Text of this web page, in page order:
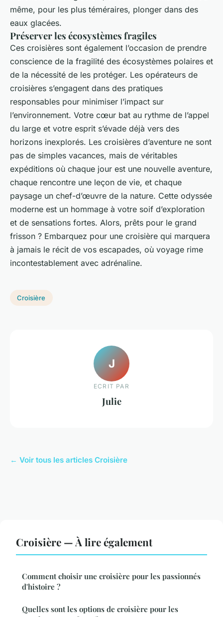
même, pour les plus téméraires, plonger dans des
eaux glacées.
Préserver les écosystèmes fragiles
Ces croisières sont également l’occasion de prendre
conscience de la fragilité des écosystèmes polaires et
de la nécessité de les protéger. Les opérateurs de
croisières s’engagent dans des pratiques
responsables pour minimiser l’impact sur
l’environnement. Votre cœur bat au rythme de l’appel
du large et votre esprit s’évade déjà vers des
horizons inexplorés. Les croisières d’aventure ne sont
pas de simples vacances, mais de véritables
expéditions où chaque jour est une nouvelle aventure,
chaque rencontre une leçon de vie, et chaque
paysage un chef-d’œuvre de la nature. Cette odyssée
moderne est un hommage à votre soif d’exploration
et de sensations fortes. Alors, prêts pour le grand
frisson ? Embarquez pour une croisière qui marquera
à jamais le récit de vos escapades, où voyage rime
incontestablement avec adrénaline.
Croisière
J
ECRIT PAR
Julie
← Voir tous les articles Croisière
Croisière — À lire également
Comment choisir une croisière pour les passionnés
d'histoire ?
Quelles sont les options de croisière pour les